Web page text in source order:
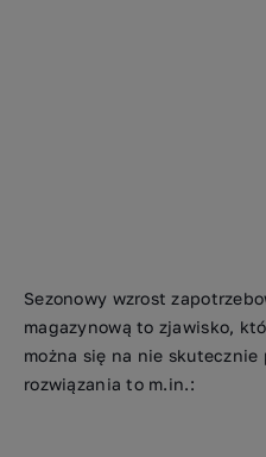
Sezonowy wzrost
magazynową to zjawisko,
można się na nie
rozwiązania to m.in.: